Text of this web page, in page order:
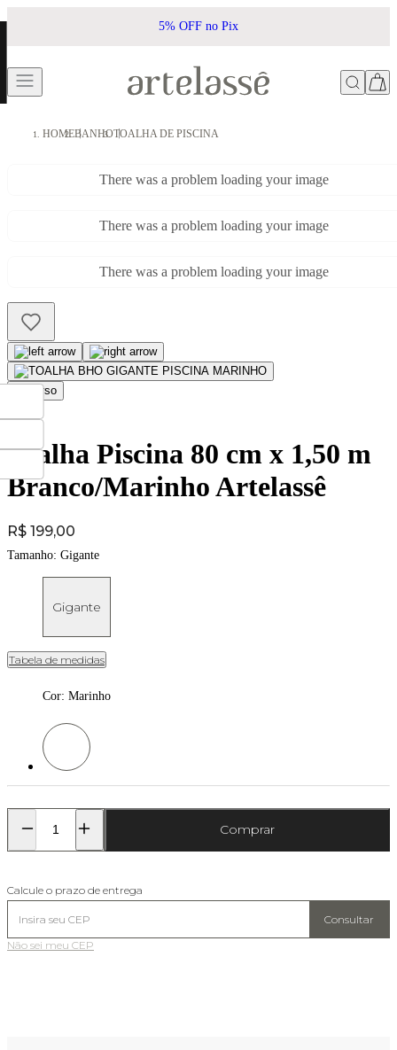
5% OFF no Pix
HOMEBANHOTOALHA DE PISCINA
There was a problem loading your image
There was a problem loading your image
There was a problem loading your image
Toalha Piscina 80 cm x 1,50 m
Branco/Marinho Artelassê
Price:
R$ 199,00
Tamanho: Gigante
Gigante
Tabela de medidas
Cor: Marinho
Cor: Marinho
Comprar
Calcule o prazo de entrega
Consultar
Não sei meu CEP